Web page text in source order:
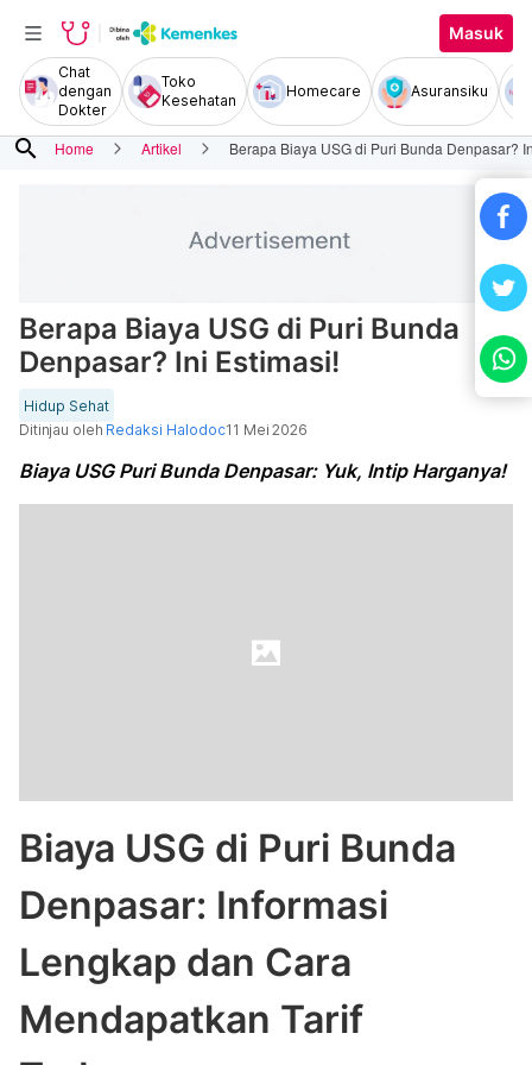
Masuk
Chat
dengan
Dokter
Toko
Kesehatan
Homecare Asuransiku
search Home Artikel Berapa Biaya USG di Puri Bunda Denpasar?
Berapa Biaya USG di Puri Bunda
Denpasar? Ini Estimasi!
Hidup Sehat
Ditinjau oleh Redaksi Halodoc11 Mei 2026
Biaya USG Puri Bunda Denpasar: Yuk, Intip Harganya!
Biaya USG di Puri Bunda
Denpasar: Informasi
Lengkap dan Cara
Mendapatkan Tarif